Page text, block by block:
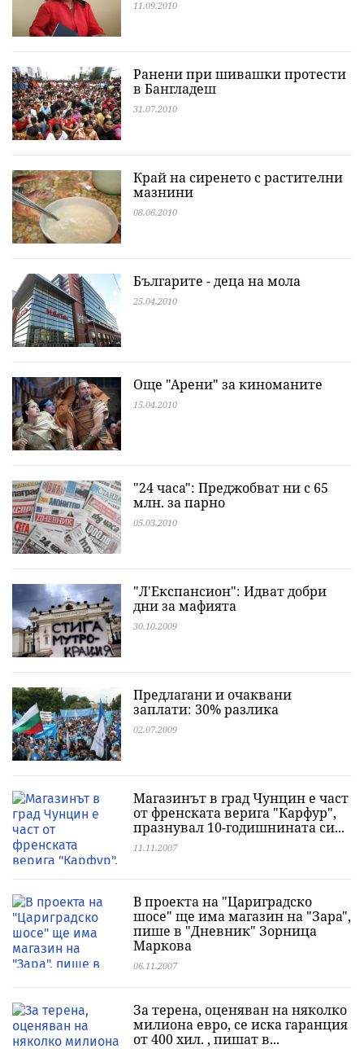
11.09.2010
Ранени при шивашки протести
в Бангладеш
31.07.2010
Край на сиренето с растителни
мазнини
08.06.2010
Българите - децa на мола
25.04.2010
Още "Арени" за киноманите
15.04.2010
"24 часа": Преджобват ни с 65
млн. за парно
05.03.2010
"Л'Експансион": Идват добри
дни за мафията
30.10.2009
Предлагани и очаквани
заплати: 30% разлика
02.07.2009
Магазинът в град Чунцин е част
от френската верига "Карфур",
празнувал 10-годишнината си...
11.11.2007
В проекта на "Цариградско
шосе" ще има магазин на "Зара",
пише в "Дневник" Зорница
Маркова
06.11.2007
За терена, оценяван на няколко
милиона евро, се иска гаранция
от 400 хил. , пишат в...